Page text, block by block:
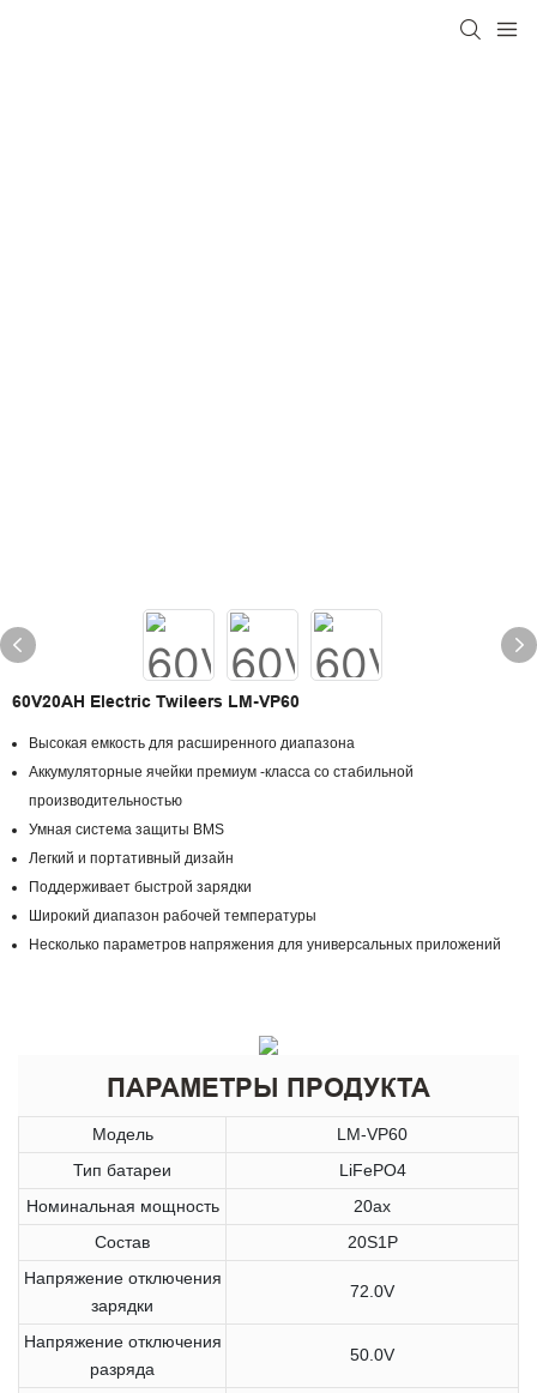
60V20AH Electric Twileers LM-VP60
Высокая емкость для расширенного диапазона
Аккумуляторные ячейки премиум -класса со стабильной
производительностью
Умная система защиты BMS
Легкий и портативный дизайн
Поддерживает быстрой зарядки
Широкий диапазон рабочей температуры
Несколько параметров напряжения для универсальных приложений
ПАРАМЕТРЫ ПРОДУКТА
Модель
LM-VP60
Тип батареи
LiFePO4
Номинальная мощность
20ах
Состав
20S1P
Напряжение отключения
зарядки
72.0V
Напряжение отключения
разряда
50.0V